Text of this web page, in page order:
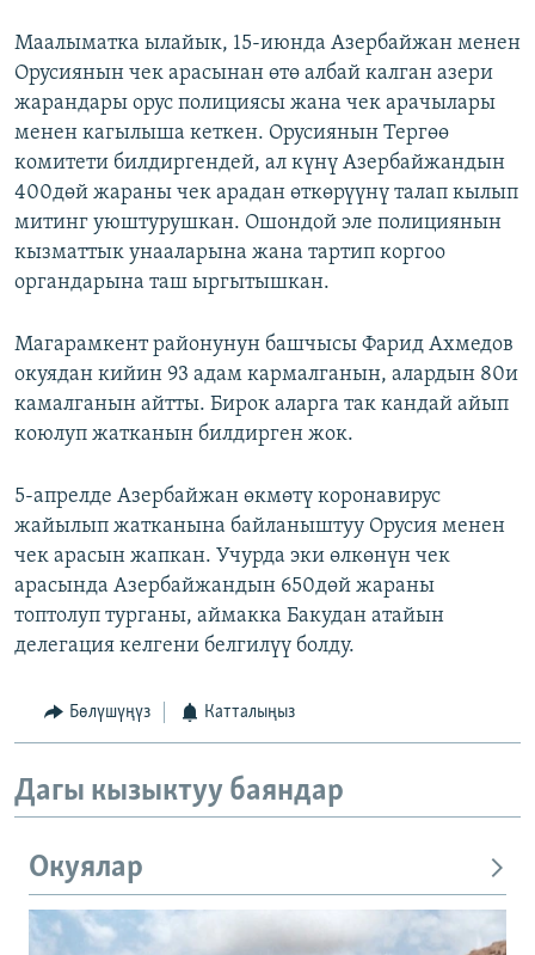
Маалыматка ылайык, 15-июнда Азербайжан менен
Орусиянын чек арасынан өтө албай калган азери
жарандары орус полициясы жана чек арачылары
менен кагылыша кеткен. Орусиянын Тергөө
комитети билдиргендей, ал күнү Азербайжандын
400дөй жараны чек арадан өткөрүүнү талап кылып
митинг уюштурушкан. Ошондой эле полициянын
кызматтык унааларына жана тартип коргоо
органдарына таш ыргытышкан.
Магарамкент районунун башчысы Фарид Ахмедов
окуядан кийин 93 адам кармалганын, алардын 80и
камалганын айтты. Бирок аларга так кандай айып
коюлуп жатканын билдирген жок.
5-апрелде Азербайжан өкмөтү коронавирус
жайылып жатканына байланыштуу Орусия менен
чек арасын жапкан. Учурда эки өлкөнүн чек
арасында Азербайжандын 650дөй жараны
топтолуп турганы, аймакка Бакудан атайын
делегация келгени белгилүү болду.
Бөлүшүңүз Катталыңыз
Дагы кызыктуу баяндар
Окуялар